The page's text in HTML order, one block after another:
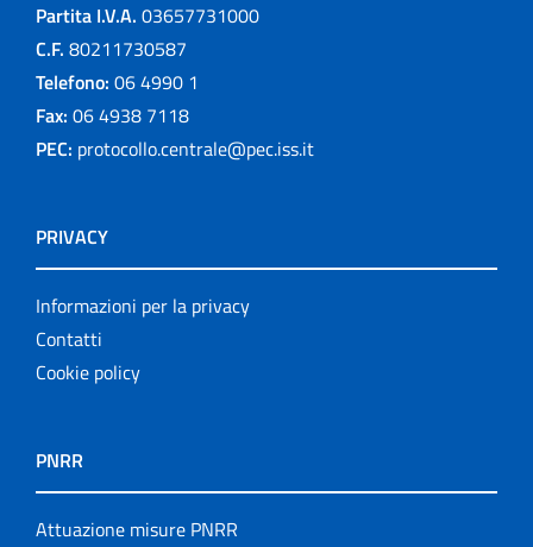
Partita I.V.A. 03657731000
C.F. 80211730587
Telefono: 06 4990 1
Fax: 06 4938 7118
PEC: protocollo.centrale@pec.iss.it
PRIVACY
Informazioni per la privacy
Contatti
Cookie policy
PNRR
Attuazione misure PNRR